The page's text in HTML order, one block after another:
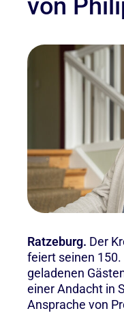
von
Ratzeburg. Der
feiert seinen
geladenen
einer Andacht in
Ansprache von